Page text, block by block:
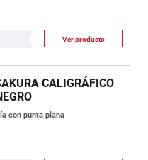
Ver producto
CALIGRÁFICO
con punta plana